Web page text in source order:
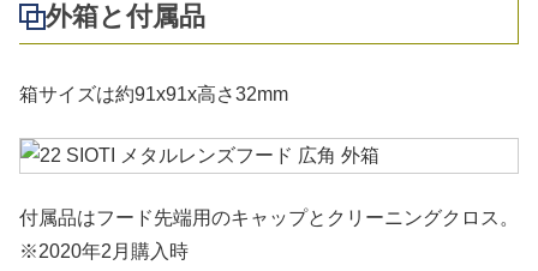
外箱と付属品
箱サイズは約91x91x高さ32mm
付属品はフード先端用のキャップとクリーニングクロス。
※2020年2月購入時